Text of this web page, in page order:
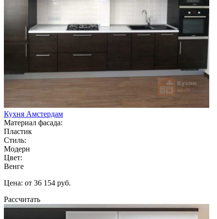
Кухня Амстердам
Материал фасада:
Пластик
Стиль:
Модерн
Цвет:
Венге
Цена: от 36 154 руб.
Рассчитать